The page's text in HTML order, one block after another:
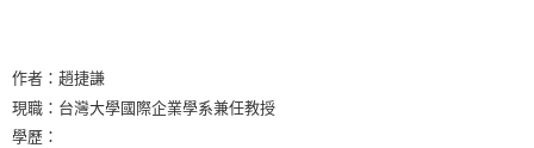
作者：趙捷謙
現職：台灣大學國際企業學系兼任教授
學歷：